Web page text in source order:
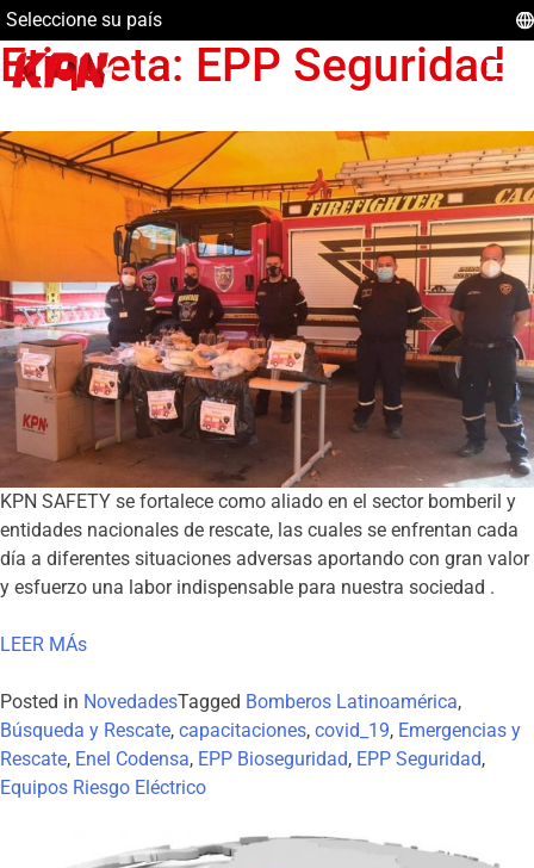
Seleccione su país
Etiqueta: EPP Seguridad
KPN SAFETY se fortalece como aliado en el sector bomberil y
entidades nacionales de rescate, las cuales se enfrentan cada
día a diferentes situaciones adversas aportando con gran valor
y esfuerzo una labor indispensable para nuestra sociedad .
LEER MÁs
Posted in NovedadesTagged Bomberos Latinoamérica,
Búsqueda y Rescate, capacitaciones, covid_19, Emergencias y
Rescate, Enel Codensa, EPP Bioseguridad, EPP Seguridad,
Equipos Riesgo Eléctrico